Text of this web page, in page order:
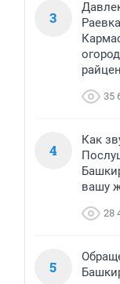
3
35
4
Как
вашу
28
5